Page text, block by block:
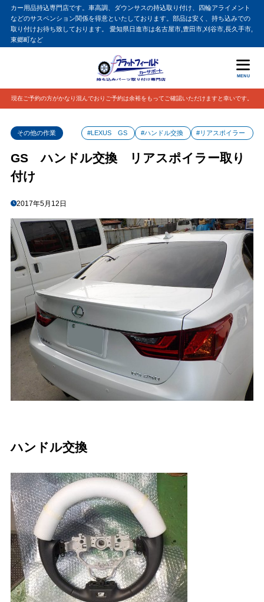
カー用品持込専門店です。車高調、ダウンサスの持込取り付け、四輪アライメント
などのサスペンション関係を得意といたしております。部品は安く、持ち込みでの
取り付けお待ち致しております。 愛知県日進市は名古屋市,豊田市,刈谷市,長久手市,
東郷町など
MENU
現在ご予約の方がかなり混んでおりご予約は余裕をもってご確認いただけますと幸いです。
その他の作業 #LEXUS GS #ハンドル交換 #リアスポイラー
GS ハンドル交換 リアスポイラー取り
付け
2017年5月12日
ハンドル交換